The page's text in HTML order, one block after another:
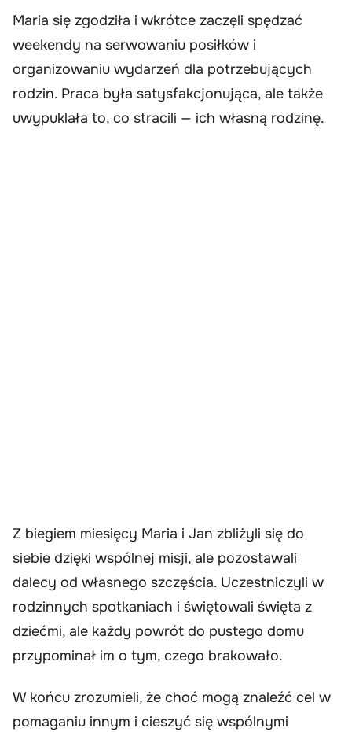
Maria się zgodziła i wkrótce zaczęli spędzać
weekendy na serwowaniu posiłków i
organizowaniu wydarzeń dla potrzebujących
rodzin. Praca była satysfakcjonująca, ale także
uwypuklała to, co stracili — ich własną rodzinę.
Z biegiem miesięcy Maria i Jan zbliżyli się do
siebie dzięki wspólnej misji, ale pozostawali
dalecy od własnego szczęścia. Uczestniczyli w
rodzinnych spotkaniach i świętowali święta z
dziećmi, ale każdy powrót do pustego domu
przypominał im o tym, czego brakowało.
W końcu zrozumieli, że choć mogą znaleźć cel w
pomaganiu innym i cieszyć się wspólnymi